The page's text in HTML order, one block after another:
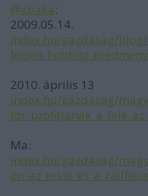
@abaka:
2009.05.14.
index.hu/gazdasag/
2010. április 13
index.hu/gazdasag/
Ma:
index.hu/gazdasag/